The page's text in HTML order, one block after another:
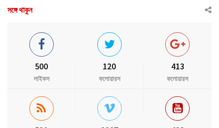
সঙ্গে থাকুন
500
লাইকস
120
ফলোয়ারস
413
ফলোয়ারস